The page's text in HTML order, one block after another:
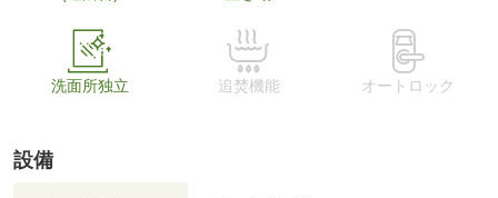
洗面所独立 追焚機能 オートロック
設備